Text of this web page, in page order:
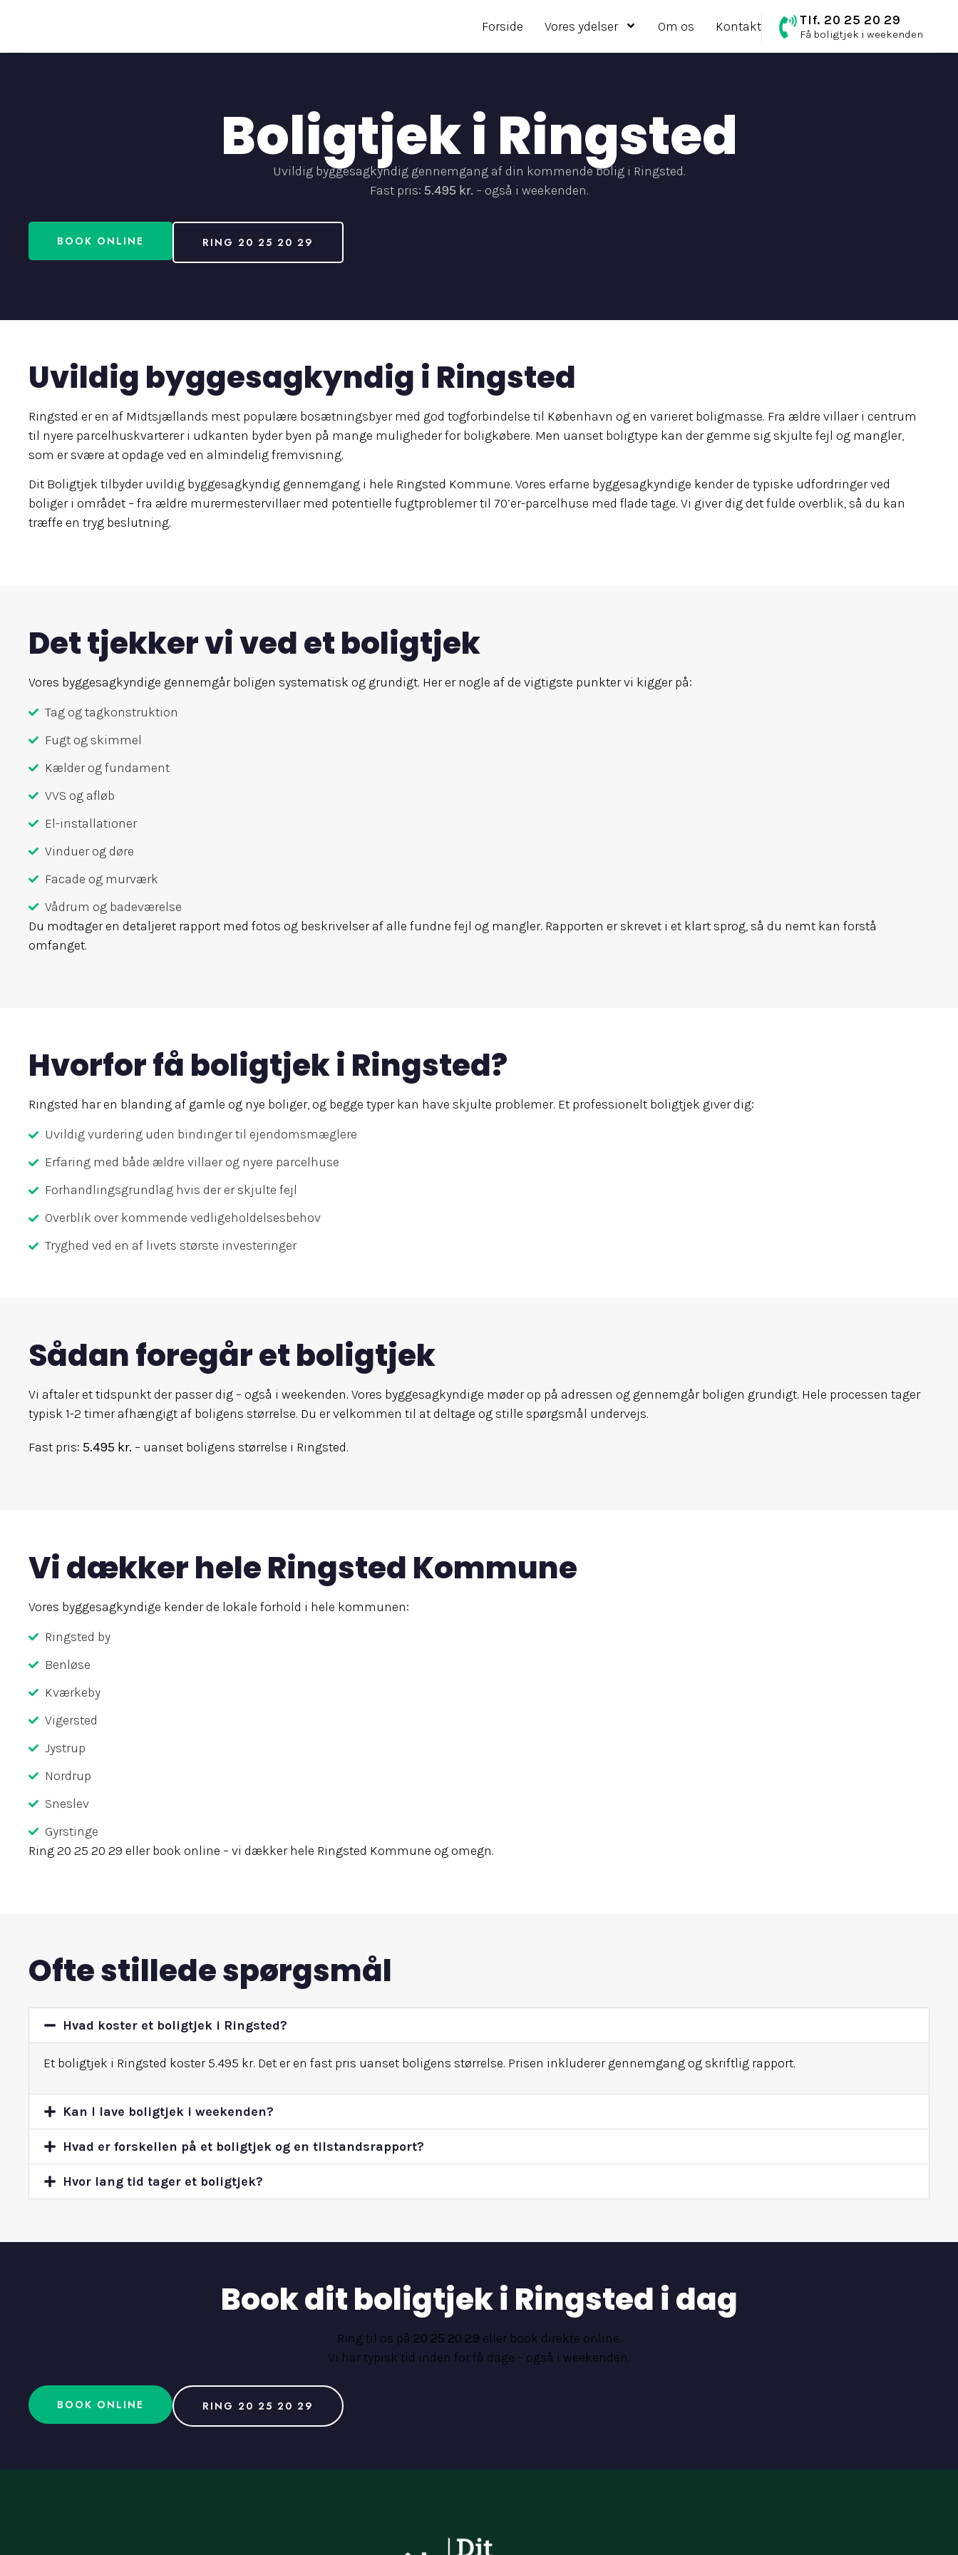
Forside Vores ydelser Om os Kontakt Tlf. 20 25 20 29
Få boligtjek i weekenden
Boligtjek i Ringsted
Uvildig byggesagkyndig gennemgang af din kommende bolig i Ringsted.
Fast pris: 5.495 kr. – også i weekenden.
BOOK ONLINE RING 20 25 20 29
Uvildig byggesagkyndig i Ringsted
Ringsted er en af Midtsjællands mest populære bosætningsbyer med god togforbindelse til København og en varieret boligmasse. Fra ældre villaer i centrum
til nyere parcelhuskvarterer i udkanten byder byen på mange muligheder for boligkøbere. Men uanset boligtype kan der gemme sig skjulte fejl og mangler,
som er svære at opdage ved en almindelig fremvisning.
Dit Boligtjek tilbyder uvildig byggesagkyndig gennemgang i hele Ringsted Kommune. Vores erfarne byggesagkyndige kender de typiske udfordringer ved
boliger i området – fra ældre murermestervillaer med potentielle fugtproblemer til 70’er-parcelhuse med flade tage. Vi giver dig det fulde overblik, så du kan
træffe en tryg beslutning.
Det tjekker vi ved et boligtjek
Vores byggesagkyndige gennemgår boligen systematisk og grundigt. Her er nogle af de vigtigste punkter vi kigger på:
Tag og tagkonstruktion
Fugt og skimmel
Kælder og fundament
VVS og afløb
El-installationer
Vinduer og døre
Facade og murværk
Vådrum og badeværelse
Du modtager en detaljeret rapport med fotos og beskrivelser af alle fundne fejl og mangler. Rapporten er skrevet i et klart sprog, så du nemt kan forstå
omfanget.
Hvorfor få boligtjek i Ringsted?
Ringsted har en blanding af gamle og nye boliger, og begge typer kan have skjulte problemer. Et professionelt boligtjek giver dig:
Uvildig vurdering uden bindinger til ejendomsmæglere
Erfaring med både ældre villaer og nyere parcelhuse
Forhandlingsgrundlag hvis der er skjulte fejl
Overblik over kommende vedligeholdelsesbehov
Tryghed ved en af livets største investeringer
Sådan foregår et boligtjek
Vi aftaler et tidspunkt der passer dig – også i weekenden. Vores byggesagkyndige møder op på adressen og gennemgår boligen grundigt. Hele processen tager
typisk 1-2 timer afhængigt af boligens størrelse. Du er velkommen til at deltage og stille spørgsmål undervejs.
Fast pris: 5.495 kr. – uanset boligens størrelse i Ringsted.
Vi dækker hele Ringsted Kommune
Vores byggesagkyndige kender de lokale forhold i hele kommunen:
Ringsted by
Benløse
Kværkeby
Vigersted
Jystrup
Nordrup
Sneslev
Gyrstinge
Ring 20 25 20 29 eller book online – vi dækker hele Ringsted Kommune og omegn.
Ofte stillede spørgsmål
Hvad koster et boligtjek i Ringsted?
Et boligtjek i Ringsted koster 5.495 kr. Det er en fast pris uanset boligens størrelse. Prisen inkluderer gennemgang og skriftlig rapport.
Kan I lave boligtjek i weekenden?
Hvad er forskellen på et boligtjek og en tilstandsrapport?
Hvor lang tid tager et boligtjek?
Book dit boligtjek i Ringsted i dag
Ring til os på 20 25 20 29 eller book direkte online.
Vi har typisk tid inden for få dage – også i weekenden.
BOOK ONLINE RING 20 25 20 29